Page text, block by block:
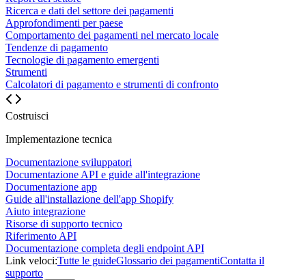
Ricerca e dati del settore dei pagamenti
Approfondimenti per paese
Comportamento dei pagamenti nel mercato locale
Tendenze di pagamento
Tecnologie di pagamento emergenti
Strumenti
Calcolatori di pagamento e strumenti di confronto
Costruisci
Implementazione tecnica
Documentazione sviluppatori
Documentazione API e guide all'integrazione
Documentazione app
Guide all'installazione dell'app Shopify
Aiuto integrazione
Risorse di supporto tecnico
Riferimento API
Documentazione completa degli endpoint API
Link veloci:Tutte le guideGlossario dei pagamentiContatta il
supporto